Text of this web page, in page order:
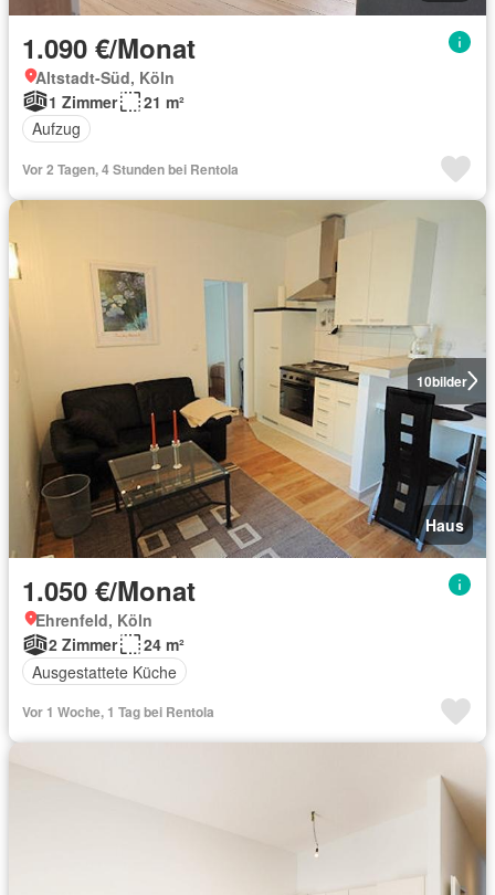
1.090 €/Monat
Altstadt-Süd, Köln
1 Zimmer
21 m²
Aufzug
Vor 2 Tagen, 4 Stunden bei Rentola
10bilder
Haus
1.050 €/Monat
Ehrenfeld, Köln
2 Zimmer
24 m²
Ausgestattete Küche
Vor 1 Woche, 1 Tag bei Rentola